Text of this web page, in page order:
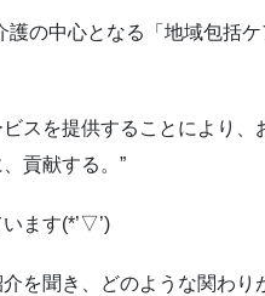
護の中心となる「地域包括
スを提供することにより
貢献する。”
ます(*’▽’)
を聞き、どのような関わ